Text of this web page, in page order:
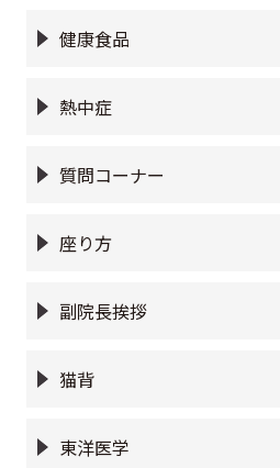
健康食品
熱中症
質問コーナー
座り方
副院長挨拶
猫背
東洋医学